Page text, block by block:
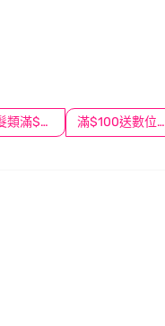
民生/髮類滿$388送舒潔冰巾 滿$100送數位印花